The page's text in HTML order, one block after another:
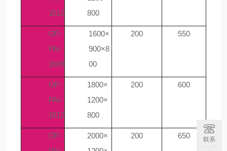
1512
800
OP-
PAI-
1609
1600×
900×8
00
200 550
OP-
PAI-
1812
1800×
1200×
800
200 600
OP-
2000×
200 650 联系